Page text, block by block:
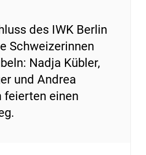
des IWK Berlin
Schweizerinnen
Nadja Kübler,
und Andrea
feierten einen